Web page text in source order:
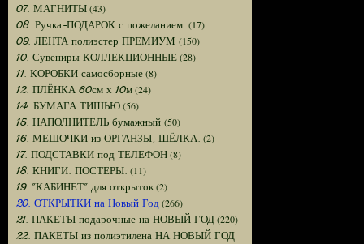
07. МАГНИТЫ(43)
08. Ручка-ПОДАРОК с пожеланием. (17)
09. ЛЕНТА полиэстер ПРЕМИУМ (150)
10. Сувениры КОЛЛЕКЦИОННЫЕ(28)
11. КОРОБКИ самосборные(8)
12. ПЛЁНКА 60см х 10м(24)
14. БУМАГА ТИШЬЮ(56)
15. НАПОЛНИТЕЛЬ бумажный (50)
16. МЕШОЧКИ из ОРГАНЗЫ, ШЁЛКА. (2)
17. ПОДСТАВКИ под ТЕЛЕФОН(8)
18. КНИГИ. ПОСТЕРЫ. (11)
19. "КАБИНЕТ" для открыток(2)
20. ОТКРЫТКИ на Новый Год (266)
21. ПАКЕТЫ подарочные на НОВЫЙ ГОД(220)
22. ПАКЕТЫ из полиэтилена НА НОВЫЙ ГОД